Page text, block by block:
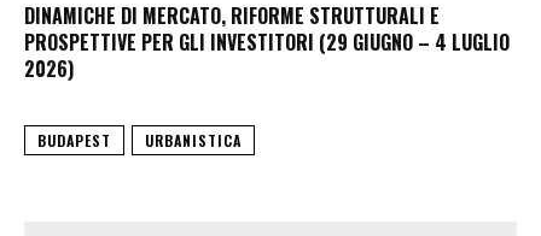
DINAMICHE DI MERCATO, RIFORME STRUTTURALI E
PROSPETTIVE PER GLI INVESTITORI (29 GIUGNO – 4 LUGLIO
2026)
BUDAPEST URBANISTICA